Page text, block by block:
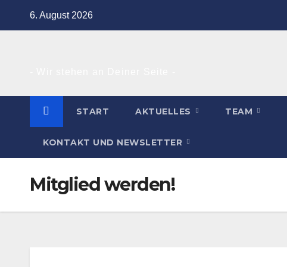
6. August 2026
START AKTUELLES TEAM
KONTAKT UND NEWSLETTER
Mitglied werden!